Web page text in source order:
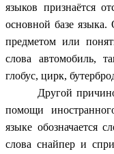
языков признаётся
основной базе языка.
предметом или
слова автомобиль,
глобус, цирк,
Другой
помощи
языке обозначается
слова снайпер и